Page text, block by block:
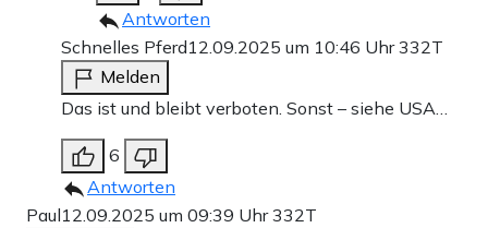
Antworten
Schnelles Pferd12.09.2025 um 10:46 Uhr332T
Melden
Das ist und bleibt verboten. Sonst – siehe USA…
6
Antworten
Paul12.09.2025 um 09:39 Uhr332T